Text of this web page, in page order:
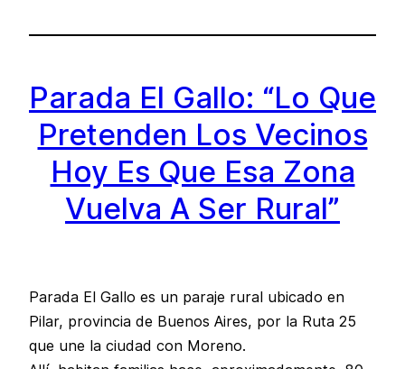
Parada El Gallo: “Lo Que
Pretenden Los Vecinos
Hoy Es Que Esa Zona
Vuelva A Ser Rural”
Parada El Gallo es un paraje rural ubicado en
Pilar, provincia de Buenos Aires, por la Ruta 25
que une la ciudad con Moreno.